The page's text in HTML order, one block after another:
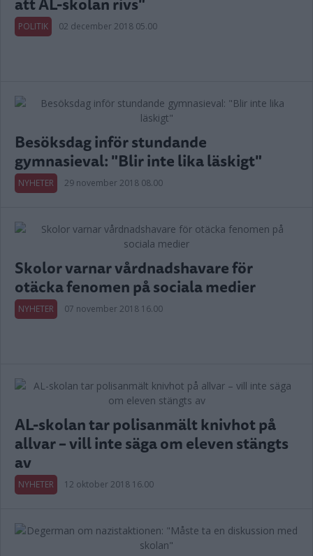
POLITIK 02 december 2018 05.00
Besöksdag inför stundande
gymnasieval: "Blir inte lika läskigt"
NYHETER 29 november 2018 08.00
Skolor varnar vårdnadshavare för
otäcka fenomen på sociala medier
NYHETER 07 november 2018 16.00
AL-skolan tar polisanmält knivhot på
allvar – vill inte säga om eleven stängts
av
NYHETER 12 oktober 2018 16.00